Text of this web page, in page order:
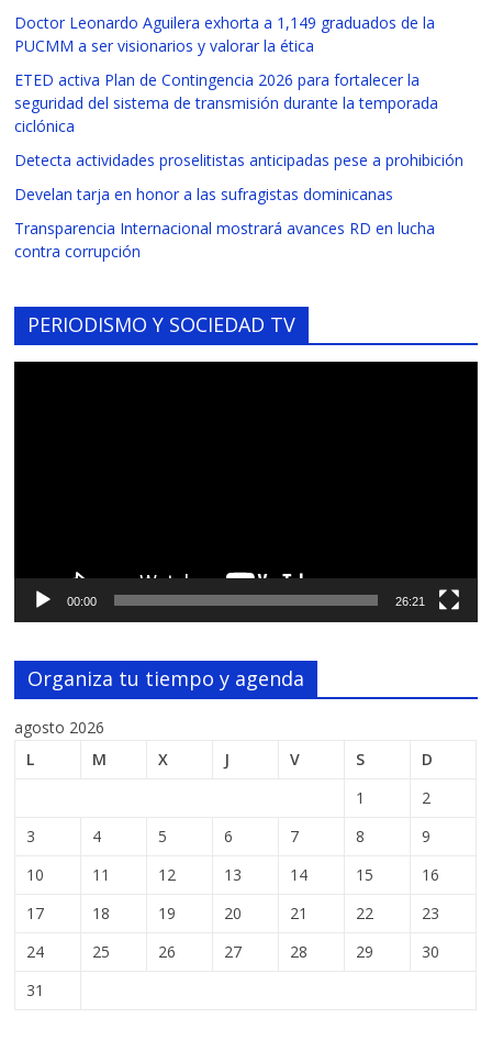
Doctor Leonardo Aguilera exhorta a 1,149 graduados de la
PUCMM a ser visionarios y valorar la ética
ETED activa Plan de Contingencia 2026 para fortalecer la
seguridad del sistema de transmisión durante la temporada
ciclónica
Detecta actividades proselitistas anticipadas pese a prohibición
Develan tarja en honor a las sufragistas dominicanas
Transparencia Internacional mostrará avances RD en lucha
contra corrupción
PERIODISMO Y SOCIEDAD TV
00:00 26:21
Organiza tu tiempo y agenda
agosto 2026
L
M X J V S
D
1
2
3
4 5 6 7 8
9
10
11 12 13 14 15
16
17
18 19 20 21 22
23
24
25 26 27 28 29
30
31